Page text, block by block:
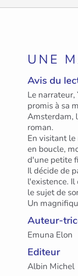
UNE
Avis du
Le
promis à sa
Amsterdam,
roman.
En visitant
en boucle,
d'une petite
Il décide de
l'existence. Il
le sujet de
Un
Auteur-
Emuna Elon
Editeur
Albin Michel